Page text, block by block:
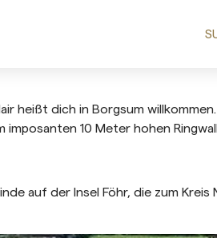
heißt dich in Borgsum
10 Meter hohen
auf der Insel Föhr, die zum